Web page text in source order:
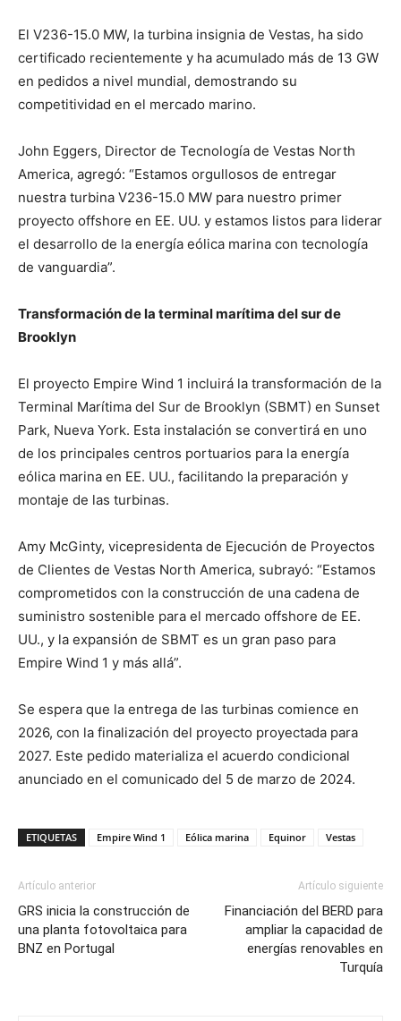
El V236-15.0 MW, la turbina insignia de Vestas, ha sido
certificado recientemente y ha acumulado más de 13 GW
en pedidos a nivel mundial, demostrando su
competitividad en el mercado marino.
John Eggers, Director de Tecnología de Vestas North
America, agregó: “Estamos orgullosos de entregar
nuestra turbina V236-15.0 MW para nuestro primer
proyecto offshore en EE. UU. y estamos listos para liderar
el desarrollo de la energía eólica marina con tecnología
de vanguardia”.
Transformación de la terminal marítima del sur de
Brooklyn
El proyecto Empire Wind 1 incluirá la transformación de la
Terminal Marítima del Sur de Brooklyn (SBMT) en Sunset
Park, Nueva York. Esta instalación se convertirá en uno
de los principales centros portuarios para la energía
eólica marina en EE. UU., facilitando la preparación y
montaje de las turbinas.
Amy McGinty, vicepresidenta de Ejecución de Proyectos
de Clientes de Vestas North America, subrayó: “Estamos
comprometidos con la construcción de una cadena de
suministro sostenible para el mercado offshore de EE.
UU., y la expansión de SBMT es un gran paso para
Empire Wind 1 y más allá”.
Se espera que la entrega de las turbinas comience en
2026, con la finalización del proyecto proyectada para
2027. Este pedido materializa el acuerdo condicional
anunciado en el comunicado del 5 de marzo de 2024.
ETIQUETAS Empire Wind 1 Eólica marina Equinor Vestas
Artículo anterior
GRS inicia la construcción de
una planta fotovoltaica para
BNZ en Portugal
Artículo siguiente
Financiación del BERD para
ampliar la capacidad de
energías renovables en
Turquía